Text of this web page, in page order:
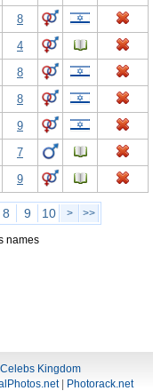
8
4
8
8
9
7
9
8 9 10 > >>
names
Celebs Kingdom
| Photorack.net